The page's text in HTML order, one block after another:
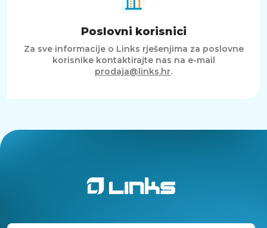
Poslovni korisnici
Za sve informacije o Links rješenjima za poslovne
korisnike kontaktirajte nas na e-mail
prodaja@links.hr.